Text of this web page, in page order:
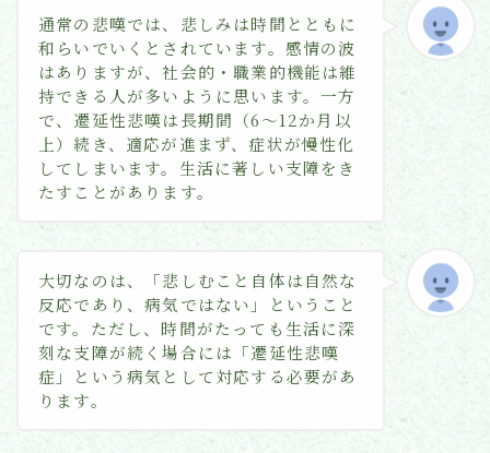
通常の悲嘆では、悲しみは時間とともに
和らいでいくとされています。感情の波
はありますが、社会的・職業的機能は維
持できる人が多いように思います。一方
で、遷延性悲嘆は長期間（6〜12か月以
上）続き、適応が進まず、症状が慢性化
してしまいます。生活に著しい支障をき
たすことがあります。
大切なのは、「悲しむこと自体は自然な
反応であり、病気ではない」ということ
です。ただし、時間がたっても生活に深
刻な支障が続く場合には「遷延性悲嘆
症」という病気として対応する必要があ
ります。